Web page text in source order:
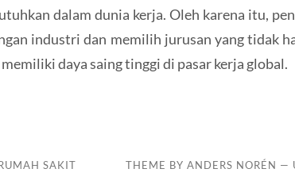
dalam dunia kerja. Oleh karena itu,
industri dan memilih jurusan yang tidak
daya saing tinggi di pasar kerja global.
SAKIT THEME BYANDERS NORÉN —